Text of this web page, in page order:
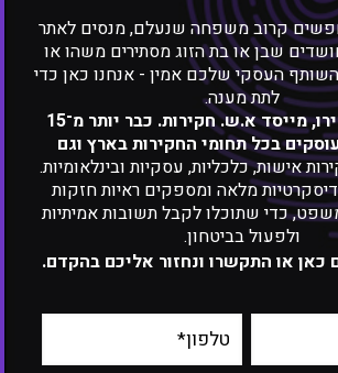
עניין מסובך שדורש ידע טכנולוגי
פורנזיים מתקדמים והבנה רחבה
ניסיונות חקירה עצמאיים ללא הידע
לנזקים נוספים ולפספוס של מידע
מי שאינו מקצוען בתחום עלול
יבחינו בניסיון לאסוף מידע,
להסוות עוד יותר את העקבות שלהם
האמת.
עצמאית ללא ידע מקצועי עלולה
או להימחק במקרה של פעולה
הכלים הנדרשים לשימור המידע. לכן,
חקירות הסייבר מבטיחה איסוף
קרוב משפחה שנעלם, מנסים לאתר
שבן או בת הזוג מסתירים משהו או
העסקי שלכם אמין - אנחנו כאן כדי
לתת מענה.
אני אליה שפירו, מייסד א.ש. חקירות. כבר יותר מ־15
בכל תחומי החקירות בארץ וגם
אישות, כלכליות, עסקיות ובינלאומיות.
מלאה ומספקים ראיות חזקות
כדי שתוכלו לקבל תשובות אמיתיות
ולפעול בביטחון.
כאן או התקשרו ונחזור אליכם בהקדם.